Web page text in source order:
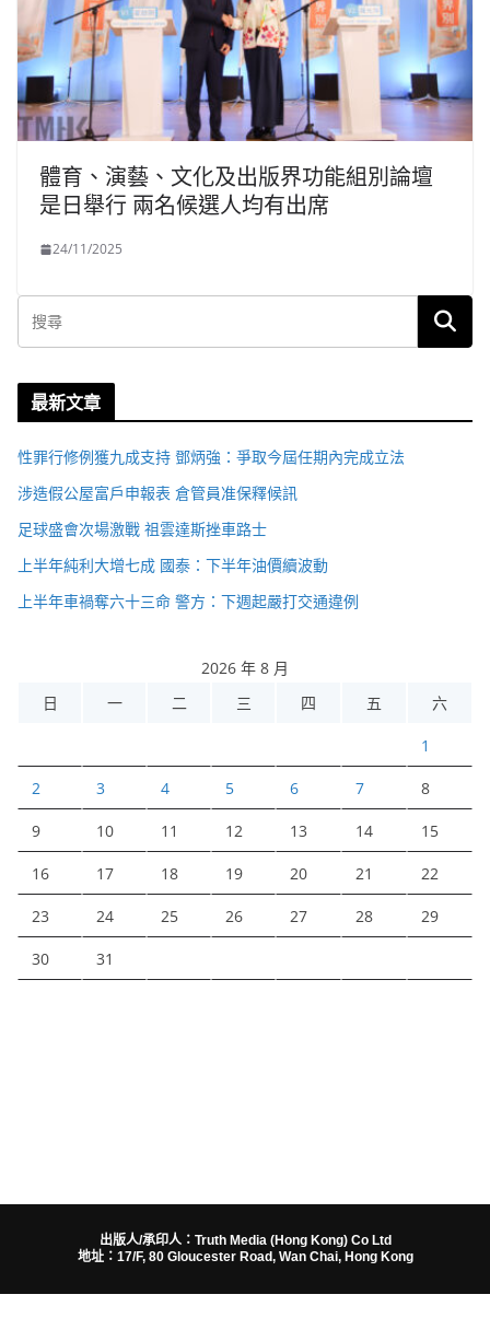
體育、演藝、文化及出版界功能組別論壇
是日舉行 兩名候選人均有出席
24/11/2025
最新文章
性罪行修例獲九成支持 鄧炳強：爭取今屆任期內完成立法
涉造假公屋富戶申報表 倉管員准保釋候訊
足球盛會次場激戰 祖雲達斯挫車路士
上半年純利大增七成 國泰：下半年油價續波動
上半年車禍奪六十三命 警方：下週起嚴打交通違例
2026 年 8 月
日
一 二 三 四 五 六
1
2 3 4 5 6 7 8
9 10 11 12 13 14 15
16 17 18 19 20 21 22
23 24 25 26 27 28 29
30 31
出版人/承印人：Truth Media (Hong Kong) Co Ltd
地址：17/F, 80 Gloucester Road, Wan Chai, Hong Kong